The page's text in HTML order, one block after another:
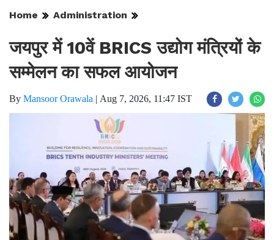
Home Administration
जयपुर में 10वें BRICS उद्योग मंत्रियों के
सम्मेलन का सफल आयोजन
By Mansoor Orawala | Aug 7, 2026, 11:47 IST